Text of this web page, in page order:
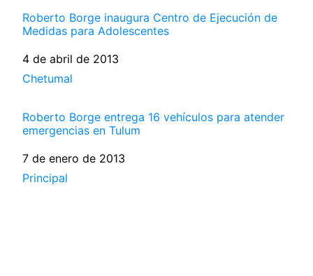
Roberto Borge inaugura Centro de Ejecución de
Medidas para Adolescentes
Fecha
4 de abril de 2013
Respecto a
Chetumal
Roberto Borge entrega 16 vehículos para atender
emergencias en Tulum
Fecha
7 de enero de 2013
Respecto a
Principal